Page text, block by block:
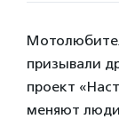
призывали
проект
меняют